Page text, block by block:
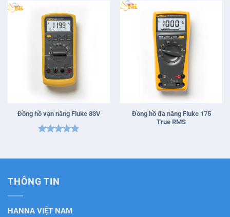
Đồng hồ vạn năng Fluke 83V
sao
Đồng hồ đa năng Fluke 175
True RMS
THÔNG TIN
HANNA VIỆT NAM